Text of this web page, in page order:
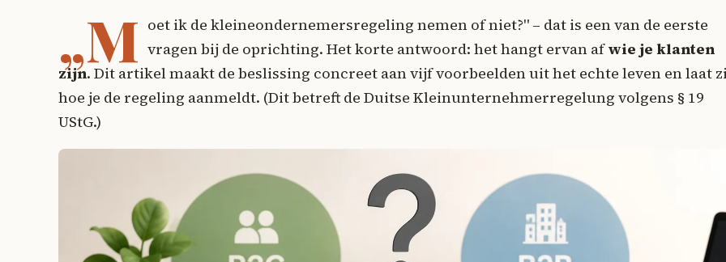
„M oet ik de kleineondernemersregeling nemen of niet?" – dat is een van de eerste
vragen bij de oprichting. Het korte antwoord: het hangt ervan afwie je klanten
zijn. Dit artikel maakt de beslissing concreet aan vijf voorbeelden uit het echte leven en laat
hoe je de regeling aanmeldt. (Dit betreft de Duitse Kleinunternehmerregelung volgens § 19
UStG.)